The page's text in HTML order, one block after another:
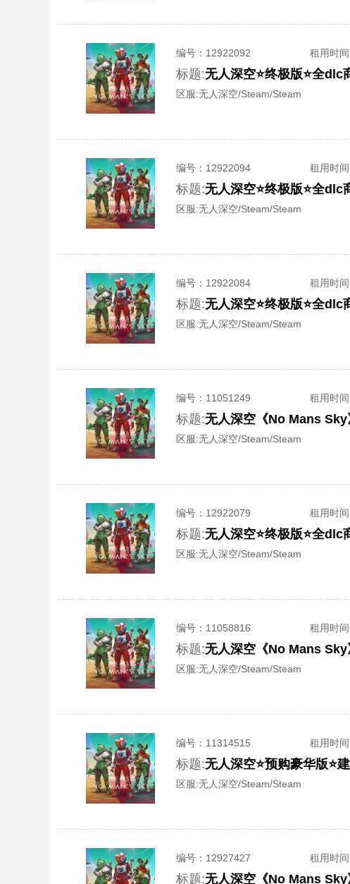
编号： 12922092 租用时间
标题:无人深空⭐终极版⭐全dlc
区服:无人深空/Steam/Steam
编号： 12922094 租用时间
标题:无人深空⭐终极版⭐全dlc
区服:无人深空/Steam/Steam
编号： 12922084 租用时间
标题:无人深空⭐终极版⭐全dlc
区服:无人深空/Steam/Steam
编号： 11051249 租用时间
标题:无人深空《No Mans Sky
区服:无人深空/Steam/Steam
编号： 12922079 租用时间
标题:无人深空⭐终极版⭐全dlc
区服:无人深空/Steam/Steam
编号： 11058816 租用时间
标题:无人深空《No Mans
区服:无人深空/Steam/Steam
编号： 11314515 租用时间
标题:无人深空⭐预购豪华版⭐
区服:无人深空/Steam/Steam
编号： 12927427 租用时间
标题:无人深空《No Mans Sky